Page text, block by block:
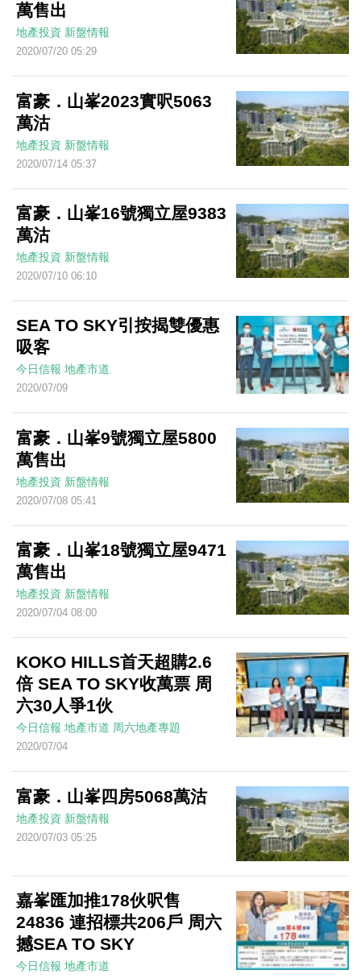
萬售出
地產投資 新盤情報
2020/07/20 05:29
富豪．山峯2023實呎5063
萬沽
地產投資 新盤情報
2020/07/14 05:37
富豪．山峯16號獨立屋9383
萬沽
地產投資 新盤情報
2020/07/10 06:10
SEA TO SKY引按揭雙優惠
吸客
今日信報 地產市道
2020/07/09
富豪．山峯9號獨立屋5800
萬售出
地產投資 新盤情報
2020/07/08 05:41
富豪．山峯18號獨立屋9471
萬售出
地產投資 新盤情報
2020/07/04 08:00
KOKO HILLS首天超購2.6
倍 SEA TO SKY收萬票 周
六30人爭1伙
今日信報 地產市道 周六地產專題
2020/07/04
富豪．山峯四房5068萬沽
地產投資 新盤情報
2020/07/03 05:25
嘉峯匯加推178伙呎售
24836 連招標共206戶 周六
撼SEA TO SKY
今日信報 地產市道